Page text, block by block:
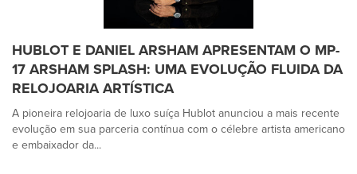
HUBLOT E DANIEL ARSHAM APRESENTAM O MP-
17 ARSHAM SPLASH: UMA EVOLUÇÃO FLUIDA DA
RELOJOARIA ARTÍSTICA
A pioneira relojoaria de luxo suíça Hublot anunciou a mais recente
evolução em sua parceria contínua com o célebre artista americano
e embaixador da...